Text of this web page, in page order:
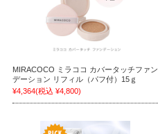
MIRACOCO ミラココ カバータッチファン
デーション リフィル（パフ付）15ｇ
¥4,364(税込 ¥4,800)